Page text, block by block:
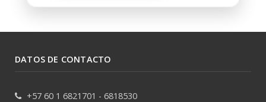
DATOS DE CONTACTO
+57 60 1 6821701 - 6818530